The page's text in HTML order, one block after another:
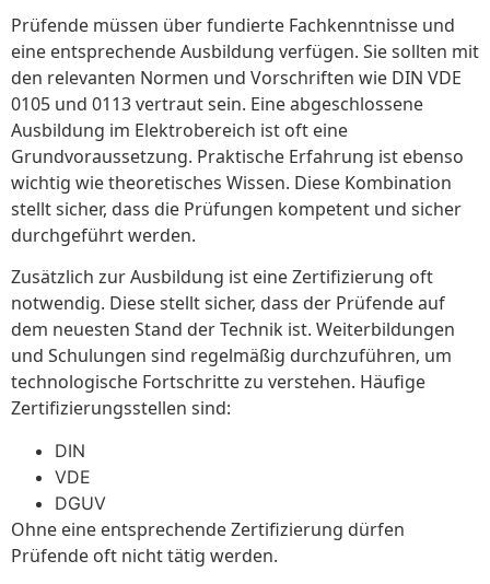
Prüfende müssen über fundierte Fachkenntnisse und
eine entsprechende Ausbildung verfügen. Sie sollten mit
den relevanten Normen und Vorschriften wie DIN VDE
0105 und 0113 vertraut sein. Eine abgeschlossene
Ausbildung im Elektrobereich ist oft eine
Grundvoraussetzung. Praktische Erfahrung ist ebenso
wichtig wie theoretisches Wissen. Diese Kombination
stellt sicher, dass die Prüfungen kompetent und sicher
durchgeführt werden.
Zusätzlich zur Ausbildung ist eine Zertifizierung oft
notwendig. Diese stellt sicher, dass der Prüfende auf
dem neuesten Stand der Technik ist. Weiterbildungen
und Schulungen sind regelmäßig durchzuführen, um
technologische Fortschritte zu verstehen. Häufige
Zertifizierungsstellen sind:
DIN
VDE
DGUV
Ohne eine entsprechende Zertifizierung dürfen
Prüfende oft nicht tätig werden.